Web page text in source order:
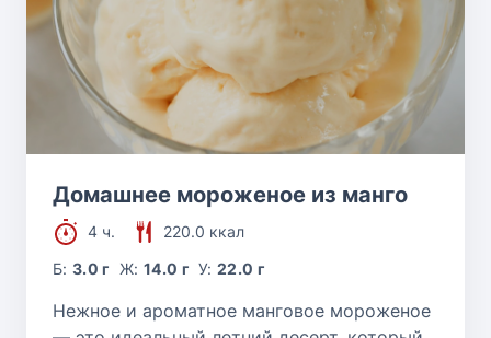
Домашнее мороженое из манго
4 ч.
220.0 ккал
Б:3.0 г Ж: 14.0 г У:22.0 г
Нежное и ароматное манговое мороженое